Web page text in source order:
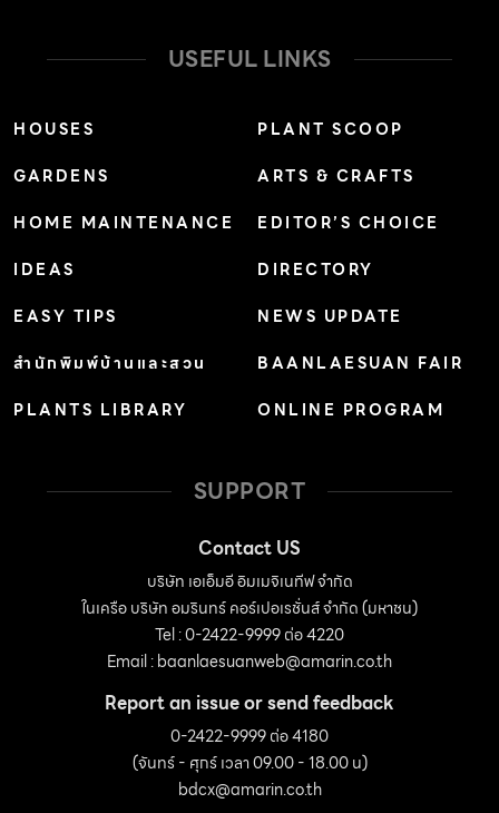
USEFUL LINKS
HOUSES
GARDENS
HOME MAINTENANCE
IDEAS
EASY TIPS
สำนักพิมพ์บ้านและสวน
PLANTS LIBRARY
PLANT SCOOP
ARTS & CRAFTS
EDITOR’S CHOICE
DIRECTORY
NEWS UPDATE
BAANLAESUAN FAIR
ONLINE PROGRAM
SUPPORT
Contact US
บริษัท เอเอ็มอี อิมเมจิเนทีฟ จำกัด
ในเครือ บริษัท อมรินทร์ คอร์เปอเรชั่นส์ จำกัด (มหาชน)
Tel : 0-2422-9999 ต่อ 4220
Email :baanlaesuanweb@amarin.co.th
Report an issue or send feedback
0-2422-9999 ต่อ 4180
(จันทร์ - ศุกร์ เวลา 09.00 - 18.00 น)
bdcx@amarin.co.th